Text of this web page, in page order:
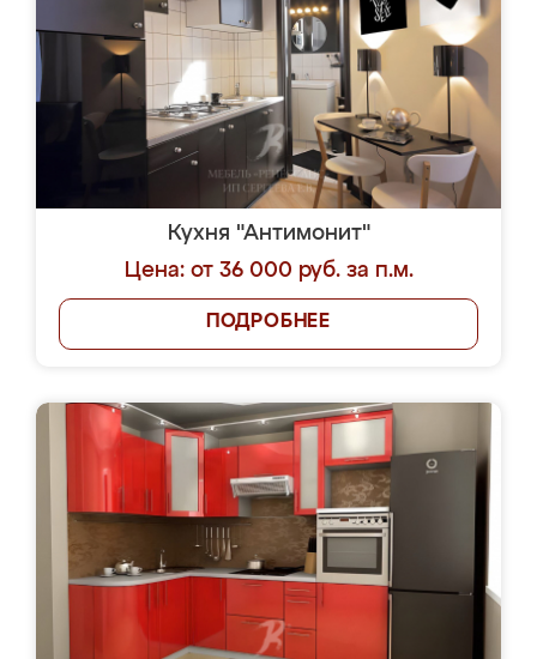
Кухня "Антимонит"
Цена: от 36 000 руб. за п.м.
ПОДРОБНЕЕ